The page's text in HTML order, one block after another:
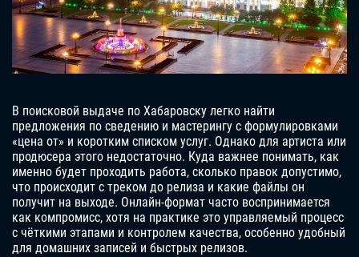
В поисковой выдаче по Хабаровску легко найти
предложения по сведению и мастерингу с формулировками
«цена от» и коротким списком услуг. Однако для артиста или
продюсера этого недостаточно. Куда важнее понимать, как
именно будет проходить работа, сколько правок допустимо,
что происходит с треком до релиза и какие файлы он
получит на выходе. Онлайн-формат часто воспринимается
как компромисс, хотя на практике это управляемый процесс
с чёткими этапами и контролем качества, особенно удобный
для домашних записей и быстрых релизов.